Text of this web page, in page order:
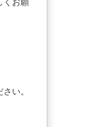
くお願
い。